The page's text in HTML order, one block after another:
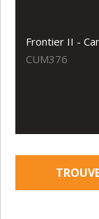
Frontier II -
CUM376